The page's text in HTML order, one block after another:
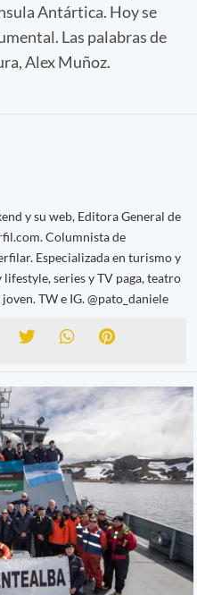
Antártica. Hoy se
Las palabras de
Alex Muñoz.
y su web, Editora General de
Columnista de
Especializada en turismo y
series y TV paga, teatro
TW e IG. @pato_daniele